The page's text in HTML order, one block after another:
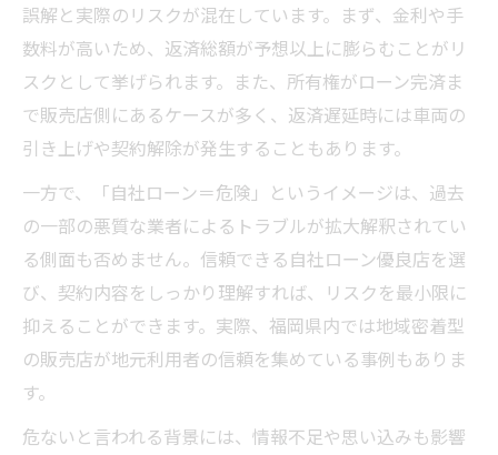
誤解と実際のリスクが混在しています。まず、金利や手
数料が高いため、返済総額が予想以上に膨らむことがリ
スクとして挙げられます。また、所有権がローン完済ま
で販売店側にあるケースが多く、返済遅延時には車両の
引き上げや契約解除が発生することもあります。
一方で、「自社ローン＝危険」というイメージは、過去
の一部の悪質な業者によるトラブルが拡大解釈されてい
る側面も否めません。信頼できる自社ローン優良店を選
び、契約内容をしっかり理解すれば、リスクを最小限に
抑えることができます。実際、福岡県内では地域密着型
の販売店が地元利用者の信頼を集めている事例もありま
す。
危ないと言われる背景には、情報不足や思い込みも影響